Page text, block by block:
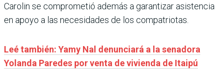
Carolin se comprometió además a garantizar asistencia
en apoyo a las necesidades de los compatriotas.
Leé también: Yamy Nal denunciará a la senadora
Yolanda Paredes por venta de vivienda de Itaipú